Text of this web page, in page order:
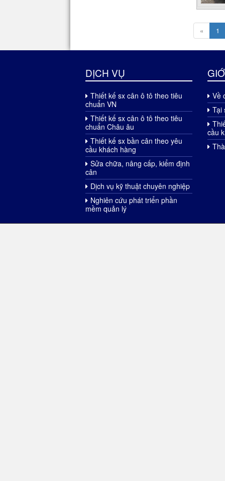
« 1
DỊCH VỤ
Thiết kế sx cân ô tô theo tiêu
chuẩn VN
Thiết kế sx cân ô tô theo tiêu
chuẩn Châu âu
Thiết kế sx bần cân theo yêu
cầu khách hàng
Sửa chữa, nâng cấp, kiểm định
cân
Dịch vụ kỹ thuật chuyên nghiệp
Nghiên cứu phát triển phần
mềm quản lý
Về
Tại
cầu